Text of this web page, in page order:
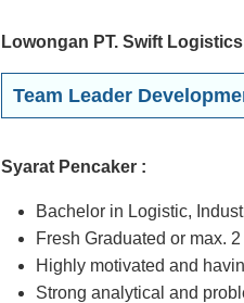
Lowongan PT. Swift
Team Leader
Syarat Pencaker :
Bachelor in Logistic,
Fresh Graduated or max.
Highly motivated and
Strong analytical and